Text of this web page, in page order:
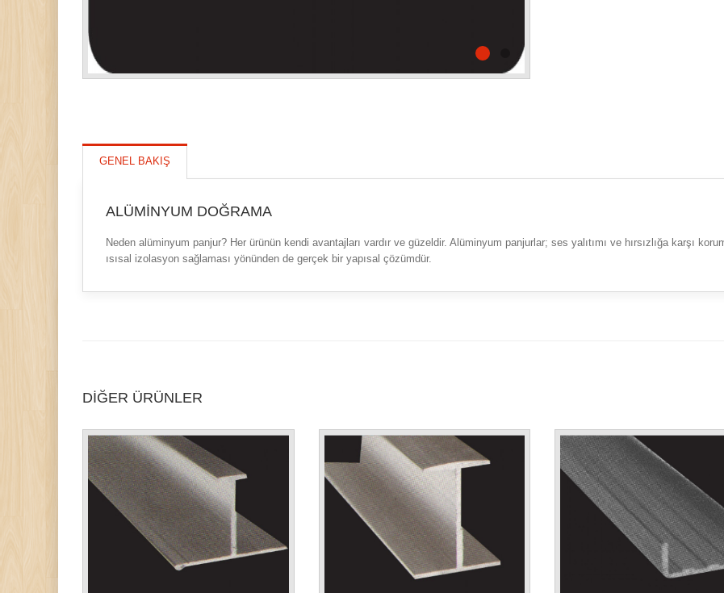
GENEL BAKIŞ
ALÜMINYUM DOĞRAMA
Neden alüminyum panjur? Her ürünün kendi avantajları vardır ve güzeldir. Alüminyum panjurlar; ses yalıtımı ve hırsızlığa karşı
ısısal izolasyon sağlaması yönünden de gerçek bir yapısal çözümdür.
DİĞER ÜRÜNLER